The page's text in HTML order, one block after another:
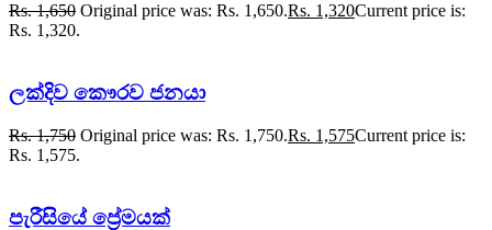
Rs.1,650 Original price was: Rs. 1,650.Rs. 1,320Current price is:
Rs. 1,320.
ලක්දිව කෞරව ජනයා
Rs.1,750 Original price was: Rs. 1,750.Rs. 1,575Current price is:
Rs. 1,575.
පැරීසියේ ප්‍රේමයක්